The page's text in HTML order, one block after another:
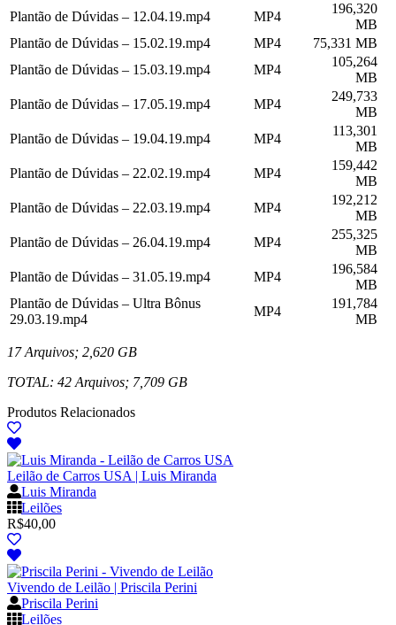
Plantão de Dúvidas – 12.04.19.mp4
MP4
196,320
MB
Plantão de Dúvidas – 15.02.19.mp4
MP4
75,331 MB
Plantão de Dúvidas – 15.03.19.mp4
MP4
105,264
MB
Plantão de Dúvidas – 17.05.19.mp4
MP4
249,733
MB
Plantão de Dúvidas – 19.04.19.mp4
MP4
113,301
MB
Plantão de Dúvidas – 22.02.19.mp4
MP4
159,442
MB
Plantão de Dúvidas – 22.03.19.mp4
MP4
192,212
MB
Plantão de Dúvidas – 26.04.19.mp4
MP4
255,325
MB
Plantão de Dúvidas – 31.05.19.mp4
MP4
196,584
MB
Plantão de Dúvidas – Ultra Bônus
29.03.19.mp4
MP4
191,784
MB
17 Arquivos; 2,620 GB
TOTAL: 42 Arquivos; 7,709 GB
Produtos Relacionados
Leilão de Carros USA | Luis Miranda
Luis Miranda
Leilões
R$40,00
Vivendo de Leilão | Priscila Perini
Priscila Perini
Leilões